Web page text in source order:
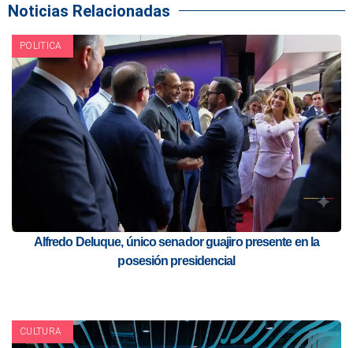
Noticias Relacionadas
POLITICA
Alfredo Deluque, único senador guajiro presente en la
posesión presidencial
CULTURA